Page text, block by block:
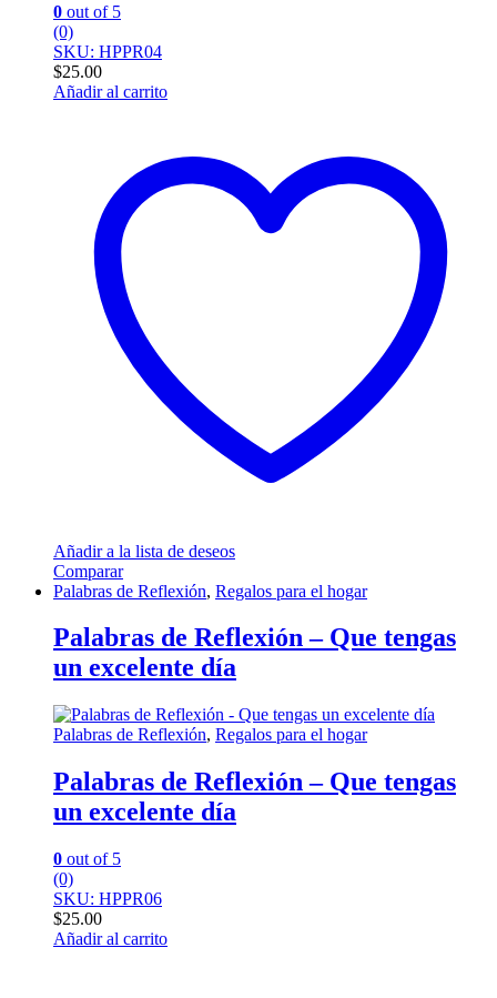
0 out of 5
(0)
SKU: HPPR04
$25.00
Añadir al carrito
Añadir a la lista de deseos
Comparar
Palabras de Reflexión, Regalos para el hogar
Palabras de Reflexión – Que tengas
un excelente día
Palabras de Reflexión, Regalos para el hogar
Palabras de Reflexión – Que tengas
un excelente día
0 out of 5
(0)
SKU: HPPR06
$25.00
Añadir al carrito